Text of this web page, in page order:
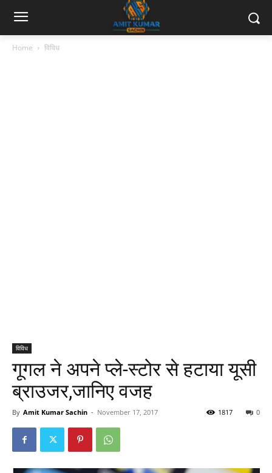
Home विविध
विविध
गूगल ने अपने प्ले-स्टोर से हटाया यूसी
ब्राउजर,जानिए वजह
By Amit Kumar Sachin - November 17, 2017 0
1817